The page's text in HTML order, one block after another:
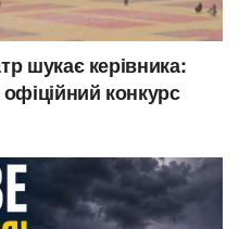
шукає керівника:
конкурс